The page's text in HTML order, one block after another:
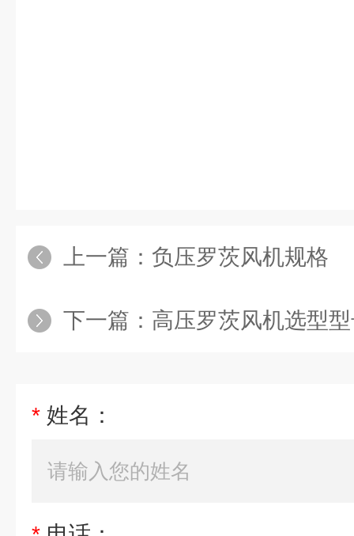
上一篇： 负压罗茨风机规格
下一篇： 高压罗茨风机选型
* 姓名：